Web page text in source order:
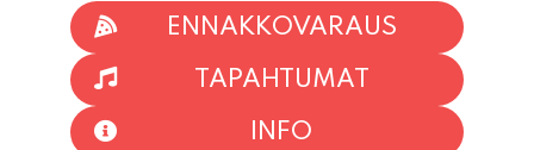
TAPAHTUMAT
INFO